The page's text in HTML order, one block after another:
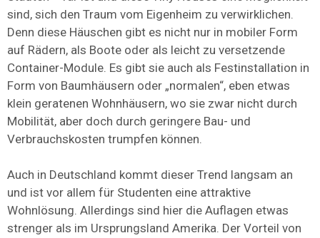
sind, sich den Traum vom Eigenheim zu verwirklichen.
Denn diese Häuschen gibt es nicht nur in mobiler Form
auf Rädern, als Boote oder als leicht zu versetzende
Container-Module. Es gibt sie auch als Festinstallation in
Form von Baumhäusern oder „normalen“, eben etwas
klein geratenen Wohnhäusern, wo sie zwar nicht durch
Mobilität, aber doch durch geringere Bau- und
Verbrauchskosten trumpfen können.
Auch in Deutschland kommt dieser Trend langsam an
und ist vor allem für Studenten eine attraktive
Wohnlösung. Allerdings sind hier die Auflagen etwas
strenger als im Ursprungsland Amerika. Der Vorteil von